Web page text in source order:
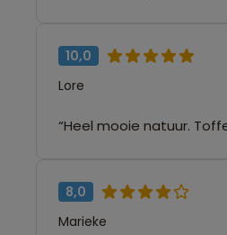
10,0
Lore
“Heel mooie natuur.
8,0
Marieke